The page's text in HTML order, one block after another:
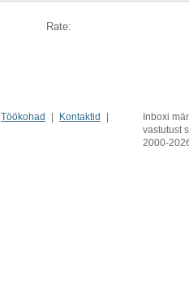
Rate:
Töökohad
Kontaktid
Inboxi
vastutust
2000-